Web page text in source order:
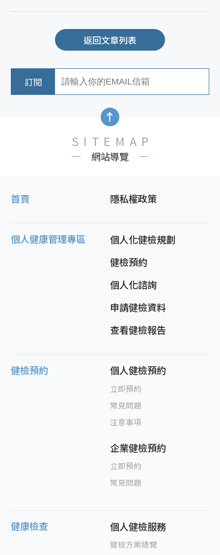
返回文章列表
SITEMAP
網站導覽
首頁 隱私權政策
個人健康管理專區
個人化健檢規劃
健檢預約
個人化諮詢
申請健檢資料
查看健檢報告
健檢預約 個人健檢預約
立即預約
常見問題
注意事項
企業健檢預約
立即預約
常見問題
健康檢查 個人健檢服務
健檢方案總覽